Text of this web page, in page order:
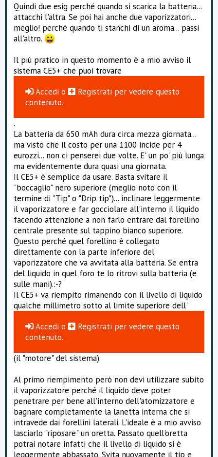
Quindi due esig perché quando si scarica la batteria...
attacchi l'altra. Se poi hai anche due vaporizzatori...
meglio! perchè quando ti stanchi di un aroma... passi
all'altro.
Il più pratico in questo momento è a mio avviso il
sistema CE5+ che puoi trovare
Accedi o Registrati per vedere questo
contenuto.
.
La batteria da 650 mAh dura circa mezza giornata...
ma visto che il costo per una 1100 incide per 4
eurozzi... non ci penserei due volte. E' un po' più lunga
ma evidentemente dura quasi una giornata.
Il CE5+ è semplice da usare. Basta svitare il
"boccaglio" nero superiore (meglio noto con il
termine di "Tip" o "Drip tip")... inclinare leggermente
il vaporizzatore e far gocciolare all'interno il liquido
facendo attenzione a non farlo entrare dal forellino
centrale presente sul tappino bianco superiore.
Questo perché quel forellino è collegato
direttamente con la parte inferiore del
vaporizzatore che va avvitata alla batteria. Se entra
del liquido in quel foro te lo ritrovi sulla batteria (e
sulle mani).:-?
Il CE5+ va riempito rimanendo con il livello di liquido
qualche millimetro sotto al limite superiore dell'
Accedi o Registrati per vedere questo
contenuto.
(il "motore" del sistema).
Al primo riempimento però non devi utilizzare subito
il vaporizzatore perché il liquido deve poter
penetrare per bene all'interno dell'atomizzatore e
bagnare completamente la lanetta interna che si
intravede dai forellini laterali. L'ideale è a mio avviso
lasciarlo "riposare" un oretta. Passato quell'oretta
potrai notare infatti che il livello di liquido si è
leggermente abbassato. Svita nuovamente il tip e